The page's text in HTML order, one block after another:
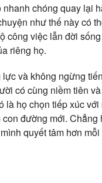
chóng quay lại
như thế này có
công việc lẫn đời
riêng họ.
và không ngừng
có cùng niềm tiên
là họ chọn tiếp xúc
đường mới.
quyết tâm hơn